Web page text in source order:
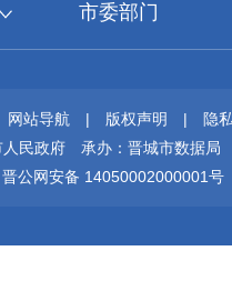
市委部门
网站导航 | 版权声明 |
隐
民政府
承办：晋城市数据局
晋公网安备 14050002000001号